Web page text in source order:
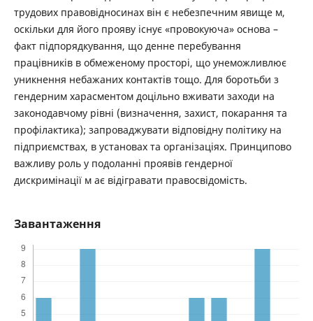
трудових правовідносинах він є небезпечним явище м,
оскільки для його прояву існує «провокуюча» основа –
факт підпорядкування, що денне перебування
працівників в обмеженому просторі, що унеможливлює
уникнення небажаних контактів тощо. Для боротьби з
гендерним харасментом доцільно вживати заходи на
законодавчому рівні (визначення, захист, покарання та
профілактика); запроваджувати відповідну політику на
підприємствах, в установах та організаціях. Принципово
важливу роль у подоланні проявів гендерної
дискримінації м ає відігравати правосвідомість.
Завантаження